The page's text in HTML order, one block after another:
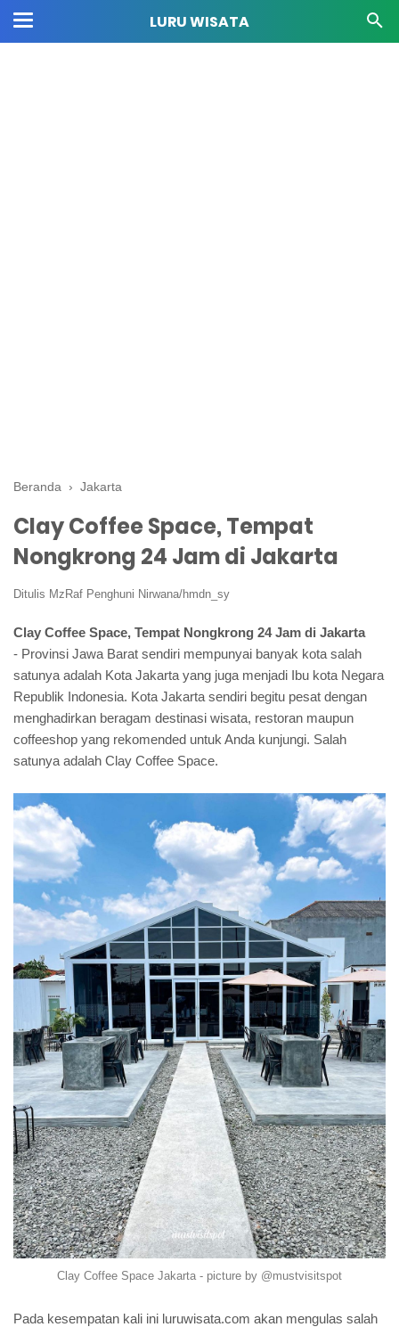
LURU WISATA
Beranda › Jakarta
Clay Coffee Space, Tempat
Nongkrong 24 Jam di Jakarta
Ditulis MzRaf Penghuni Nirwana/hmdn_sy
Clay Coffee Space, Tempat Nongkrong 24 Jam di Jakarta
- Provinsi Jawa Barat sendiri mempunyai banyak kota salah
satunya adalah Kota Jakarta yang juga menjadi Ibu kota Negara
Republik Indonesia. Kota Jakarta sendiri begitu pesat dengan
menghadirkan beragam destinasi wisata, restoran maupun
coffeeshop yang rekomended untuk Anda kunjungi. Salah
satunya adalah Clay Coffee Space.
Clay Coffee Space Jakarta - picture by @mustvisitspot
Pada kesempatan kali ini luruwisata.com akan mengulas salah